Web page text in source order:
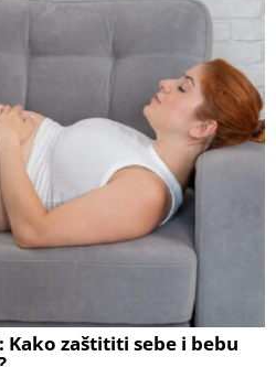
Kako zaštititi sebe i bebu